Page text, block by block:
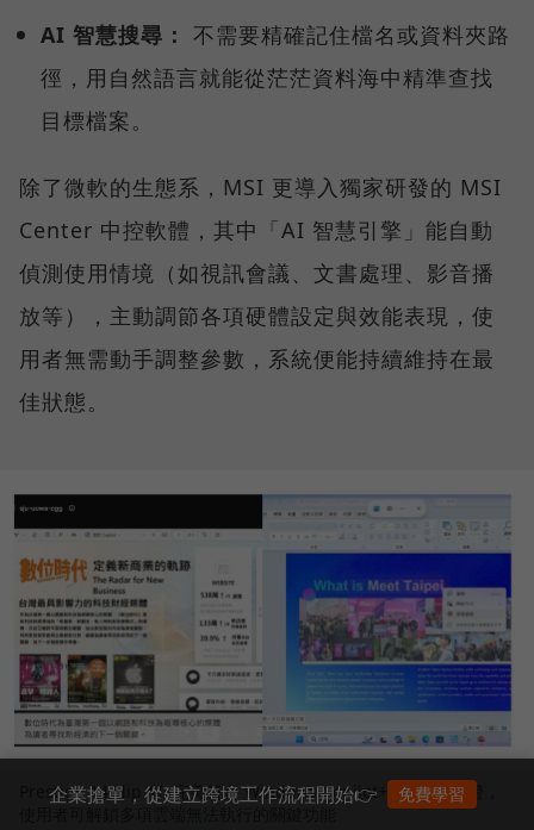
AI 智慧搜尋： 不需要精確記住檔名或資料夾路
徑，用自然語言就能從茫茫資料海中精準查找
目標檔案。
除了微軟的生態系，MSI 更導入獨家研發的 MSI
Center 中控軟體，其中「AI 智慧引擎」能自動
偵測使用情境（如視訊會議、文書處理、影音播
放等），主動調節各項硬體設定與效能表現，使
用者無需動手調整參數，系統便能持續維持在最
佳狀態。
Prestige 14 Flip AI+完美符合 Windows Copilot+ PC 架構認證，
企業搶單，從建立跨境工作流程開始👉 免費學習